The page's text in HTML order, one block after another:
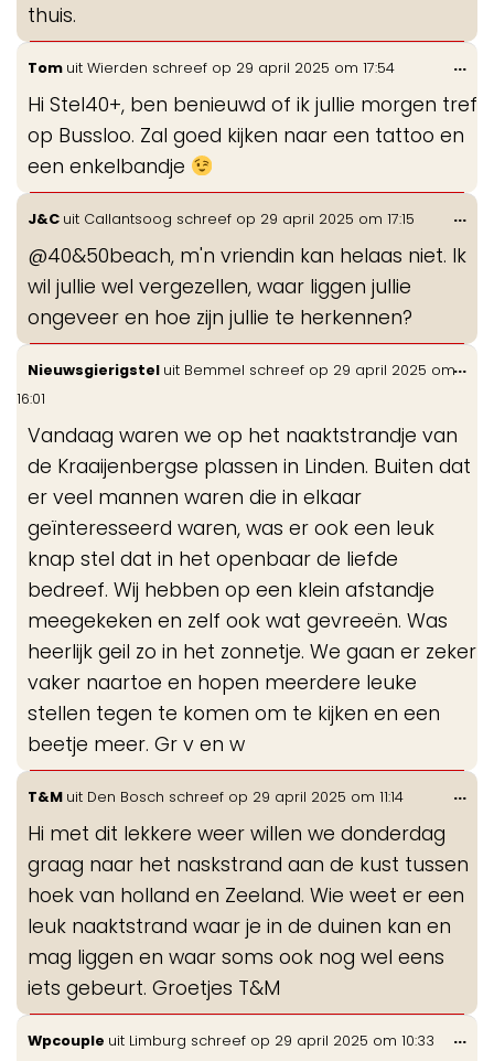
thuis.
Tom uit Wierden schreef op 29 april 2025 om 17:54
Hi Stel40+, ben benieuwd of ik jullie morgen tref
op Bussloo. Zal goed kijken naar een tattoo en
een enkelbandje
...
J&C uit Callantsoog schreef op 29 april 2025 om 17:15
@40&50beach, m'n vriendin kan helaas niet. Ik
wil jullie wel vergezellen, waar liggen jullie
ongeveer en hoe zijn jullie te herkennen?
...
Nieuwsgierigstel uit Bemmel schreef op 29 april 2025 om
16:01
Vandaag waren we op het naaktstrandje van
de Kraaijenbergse plassen in Linden. Buiten dat
er veel mannen waren die in elkaar
geïnteresseerd waren, was er ook een leuk
knap stel dat in het openbaar de liefde
bedreef. Wij hebben op een klein afstandje
meegekeken en zelf ook wat gevreeën. Was
heerlijk geil zo in het zonnetje. We gaan er zeker
vaker naartoe en hopen meerdere leuke
stellen tegen te komen om te kijken en een
beetje meer. Gr v en w
...
T&M uit Den Bosch schreef op 29 april 2025 om 11:14
Hi met dit lekkere weer willen we donderdag
graag naar het naskstrand aan de kust tussen
hoek van holland en Zeeland. Wie weet er een
leuk naaktstrand waar je in de duinen kan en
mag liggen en waar soms ook nog wel eens
iets gebeurt. Groetjes T&M
...
Wpcouple uit Limburg schreef op 29 april 2025 om 10:33 ...